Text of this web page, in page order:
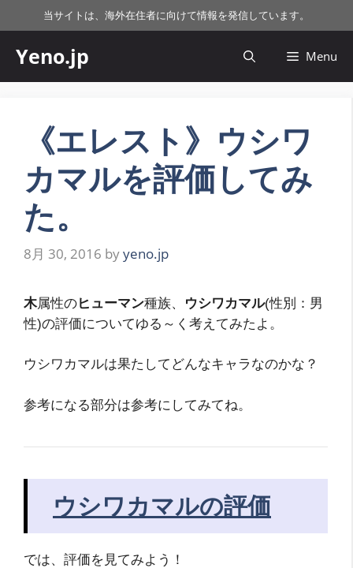
ン
ツ
当サイトは、海外在住者に向けて情報を発信しています。
Yeno.jp Menu
《エレスト》ウシワ
カマルを評価してみ
た。
8月 30, 2016 byyeno.jp
木属性のヒューマン種族、 ウシワカマル(性別：男
性)の評価についてゆる～く考えてみたよ。
ウシワカマルは果たしてどんなキャラなのかな？
参考になる部分は参考にしてみてね。
ウシワカマルの評価
では、評価を見てみよう！